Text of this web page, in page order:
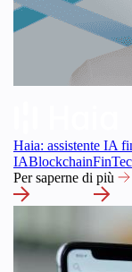
Haia: assistente IA
IABlockchain
Per saperne di più